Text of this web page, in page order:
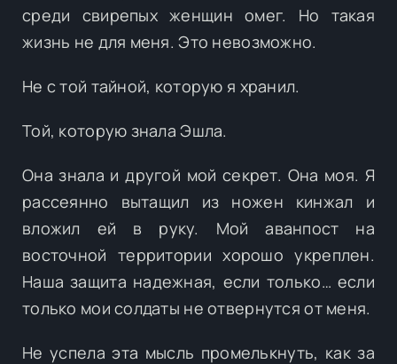
среди свирепых женщин омег. Но такая
жизнь не для меня. Это невозможно.
Не с той тайной, которую я хранил.
Той, которую знала Эшла.
Она знала и другой мой секрет. Она моя. Я
рассеянно вытащил из ножен кинжал и
вложил ей в руку. Мой аванпост на
восточной территории хорошо укреплен.
Наша защита надежная, если только… если
только мои солдаты не отвернутся от меня.
Не успела эта мысль промелькнуть, как за